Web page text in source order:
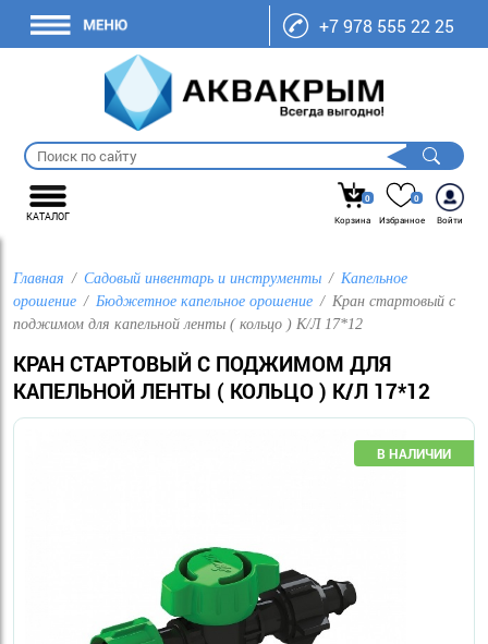
+7 978 555 22 25
КАТАЛОГ
0
Корзина
0
Избранное
Войти
Главная Садовый инвентарь и инструменты
Капельное
орошение
Бюджетное капельное орошение
Кран стартовый с
поджимом для капельной ленты ( кольцо ) К/Л 17*12
КРАН СТАРТОВЫЙ С ПОДЖИМОМ ДЛЯ
КАПЕЛЬНОЙ ЛЕНТЫ ( КОЛЬЦО ) К/Л 17*12